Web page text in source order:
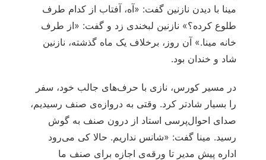
مینا با دیدن نازنین گفت: «آه، آفتاب از کدام طرف
طلوع کرده؟» نازنین لبخندی زد و گفت: «از طرف
خانه مینا.» آن روز، برخلاف یک ماه گذشته، نازنین
شاد و خندان بود.
در مسیر کورس، نازی با حرف‌های جالب خود، سفر
را بسیار شادتر کرد. وقتی به دروازه‌ی صنف رسیدیم،
صدای احوال‌پرسی استاد از درون صنف به گوش
رسید. مینا گفت: «شانس نداریم. حالا کی می‌رود
اداره پیش مدیر تا ورقه‌ی اجازه برای صنف ما